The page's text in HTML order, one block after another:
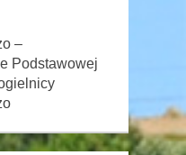
–
Podstawowej